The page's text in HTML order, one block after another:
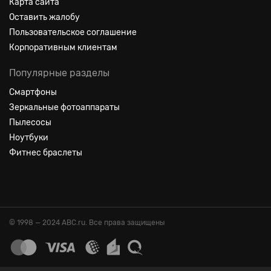
Карта сайта
Оставить жалобу
Пользовательское соглашение
Корпоративным клиентам
Популярные разделы
Смартфоны
Зеркальные фотоаппараты
Пылесосы
Ноутбуки
Фитнес браслеты
© 1998 — 2024 ABC.ru. Все права защищены